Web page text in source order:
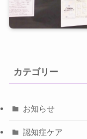
カテゴリー
お知らせ
認知症ケア